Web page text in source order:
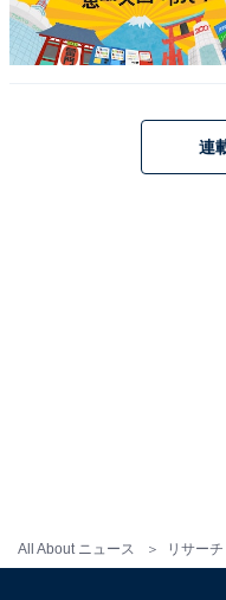
All About ニュース リサーチ
連